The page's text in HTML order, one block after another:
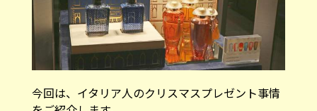
今回は、イタリア人のクリスマスプレゼント事情